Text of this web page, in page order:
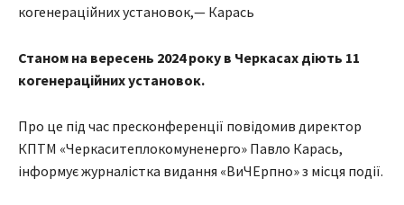
Станом на вересень 2024 року в Черкасах діють 11
когенераційних установок.
Про це під час пресконференції повідомив директор
КПТМ «Черкаситеплокомуненерго» Павло Карась,
інформує журналістка видання «ВиЧЕрпно» з місця події.